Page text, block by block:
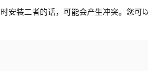
装二者的话，可能会产生冲突。您